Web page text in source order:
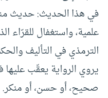
في هذا الحديث: حديث
علمية، واستغفال للقرّاء
الترمذي في التأليف
يروي الرواية يعقّب
صحيح، أو حسن، أو منكر.